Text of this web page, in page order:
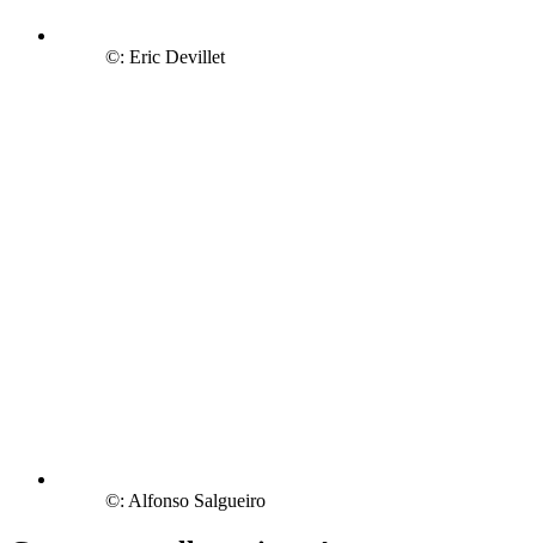
©: Eric Devillet
©: Alfonso Salgueiro